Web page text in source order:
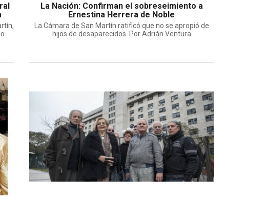
La Nación: Confirman el sobreseimiento a
Ernestina Herrera de Noble
La Cámara de San Martín ratificó que no se apropió de
hijos de desaparecidos. Por Adrián Ventura